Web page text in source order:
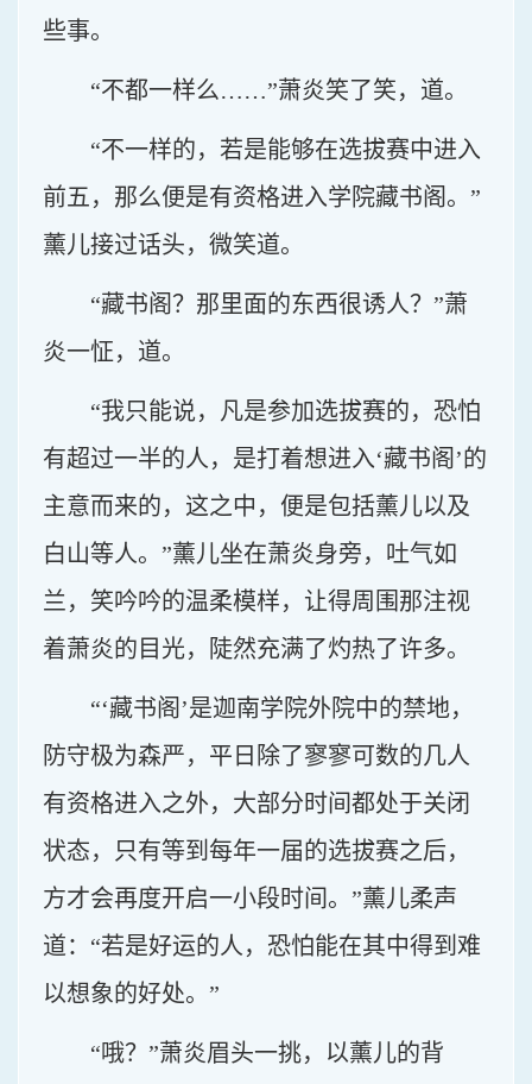
些事。
“不都一样么……”萧炎笑了笑，道。
“不一样的，若是能够在选拔赛中进入
前五，那么便是有资格进入学院藏书阁。”
薰儿接过话头，微笑道。
“藏书阁？那里面的东西很诱人？”萧
炎一怔，道。
“我只能说，凡是参加选拔赛的，恐怕
有超过一半的人，是打着想进入‘藏书阁’的
主意而来的，这之中，便是包括薰儿以及
白山等人。”薰儿坐在萧炎身旁，吐气如
兰，笑吟吟的温柔模样，让得周围那注视
着萧炎的目光，陡然充满了灼热了许多。
“‘藏书阁’是迦南学院外院中的禁地，
防守极为森严，平日除了寥寥可数的几人
有资格进入之外，大部分时间都处于关闭
状态，只有等到每年一届的选拔赛之后，
方才会再度开启一小段时间。”薰儿柔声
道：“若是好运的人，恐怕能在其中得到难
以想象的好处。”
“哦？”萧炎眉头一挑，以薰儿的背